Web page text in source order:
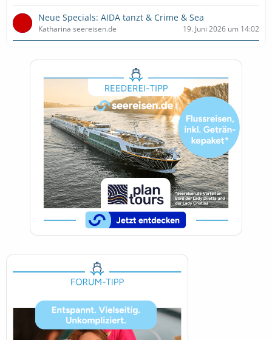
Neue Specials: AIDA tanzt & Crime & Sea
Katharina seereisen.de 19. Juni 2026 um 14:02